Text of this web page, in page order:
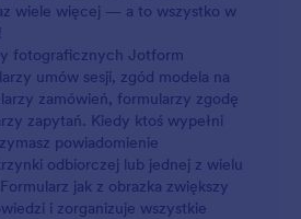
wiele więcej — a to wszystko w
fotograficznych Jotform
umów sesji, zgód modela na
zamówień, formularzy zgodę
zapytań. Kiedy ktoś wypełni
powiadomienie
odbiorczej lub jednej z wielu
jak z obrazka zwiększy
i zorganizuje wszystkie